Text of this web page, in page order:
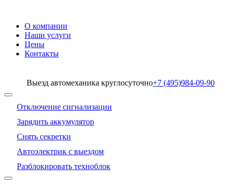
О компании
Наши услуги
Цены
Контакты
Выезд автомеханика круглосуточно+7 (495)984-09-90
Отключение сигнализации
Зарядить аккумулятор
Снять секретки
Автоэлектрик с выездом
Разблокировать техноблок